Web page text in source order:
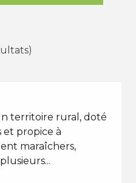
territoire rural, doté
et propice à
maraîchers,